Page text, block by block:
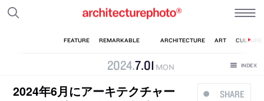
2024.7.01 MON
SHARE
2024年6月にアーキテクチャー